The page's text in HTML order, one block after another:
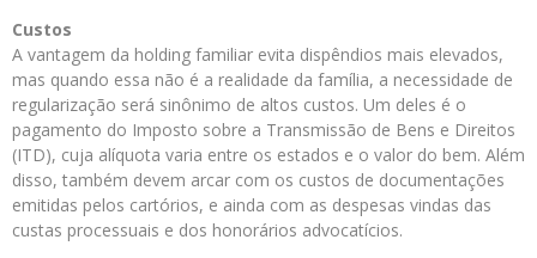
Custos
A vantagem da holding familiar evita dispêndios mais elevados,
mas quando essa não é a realidade da família, a necessidade de
regularização será sinônimo de altos custos. Um deles é o
pagamento do Imposto sobre a Transmissão de Bens e Direitos
(ITD), cuja alíquota varia entre os estados e o valor do bem. Além
disso, também devem arcar com os custos de documentações
emitidas pelos cartórios, e ainda com as despesas vindas das
custas processuais e dos honorários advocatícios.